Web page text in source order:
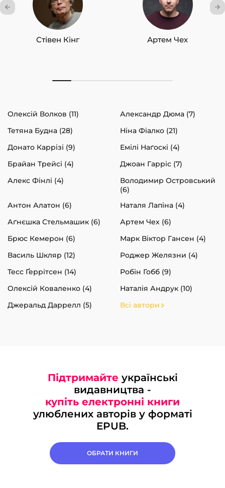
Стівен Кінг Артем Чех
Олексій Волков (11)
Александр Дюма (7)
Тетяна Будна (28)
Ніна Фіалко (21)
Донато Каррізі (9)
Емілі Наґоскі (4)
Брайан Трейсі (4)
Джоан Гарріс (7)
Алекс Фінлі (4)
Володимир Островський
(6)
Антон Алатон (6)
Наталя Лапіна (4)
Аґнєшка Стельмашик (6)
Артем Чех (6)
Брюс Кемерон (6)
Марк Віктор Гансен (4)
Василь Шкляр (12)
Роджер Желязни (4)
Тесс Ґеррітсен (14)
Робін Гобб (9)
Олексій Коваленко (4)
Наталія Андрук (10)
Джеральд Даррелл (5)
Всі автори
Підтримайте українські
видавництва -
купіть електронні книги
улюблених авторів у форматі
EPUB.
ОБРАТИ КНИГИ